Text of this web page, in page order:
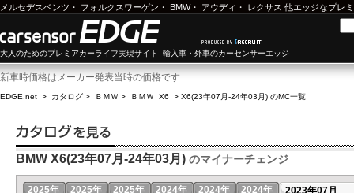
メルセデスベンツ ・ フォルクスワーゲン ・ BMW・ アウディ ・ レクサス 他エッジなプレ
大人のためのプレミアカーライフ実現サイト 輸入車・外車のカーセンサーエッジ
新車時価格はメーカー発表当時の価格です
EDGE.net > カタログ > ＢＭＷ > ＢＭＷ X6 > X6(23年07月-24年03月) のMC一覧
BMW X6(23年07月-24年03月) のマイナーチェンジ
2025年
2025年
2025年
2024年
2024年
2024年
2023年07月